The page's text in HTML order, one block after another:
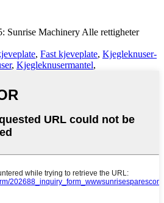
Sunrise Machinery Alle rettigheter
, Fast kjeveplate, Kjegleknuser-
, Kjegleknusermantel,